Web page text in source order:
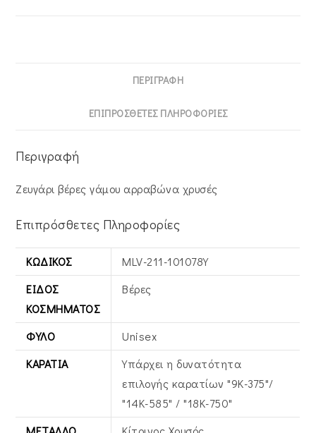
ΠΕΡΙΓΡΑΦΉ
ΕΠΙΠΡΌΣΘΕΤΕΣ ΠΛΗΡΟΦΟΡΊΕΣ
Περιγραφή
Ζευγάρι βέρες γάμου αρραβώνα χρυσές
Επιπρόσθετες Πληροφορίες
ΚΩΔΙΚΌΣ
MLV-211-101078Y
ΕΊΔΟΣ
ΚΟΣΜΉΜΑΤΟΣ
Βέρες
ΦΎΛΟ
Unisex
ΚΑΡΆΤΙΑ
Υπάρχει η δυνατότητα
επιλογής καρατίων "9Κ-375"/
"14Κ-585" / "18Κ-750"